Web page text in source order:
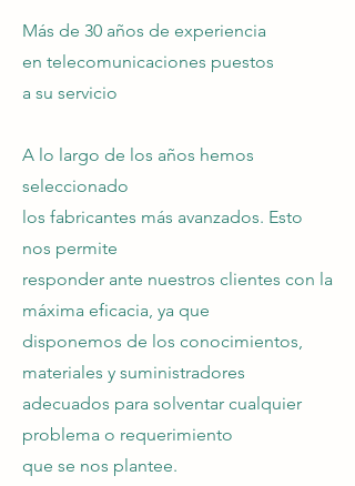
Más de 30 años de experiencia
en telecomunicaciones puestos
a su servicio
A lo largo de los años hemos
seleccionado
los fabricantes más avanzados. Esto
nos permite
responder ante nuestros clientes con la
máxima eficacia, ya que
disponemos de los conocimientos,
materiales y suministradores
adecuados para solventar cualquier
problema o requerimiento
que se nos plantee.